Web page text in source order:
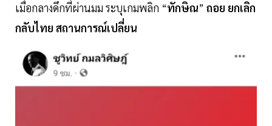
เมื่อกลางดึกที่ผ่านมม ระบุเกมพลิก “ทักษิณ” ถอย ยกเลิก
กลับไทย สถานการณ์เปลี่ยน